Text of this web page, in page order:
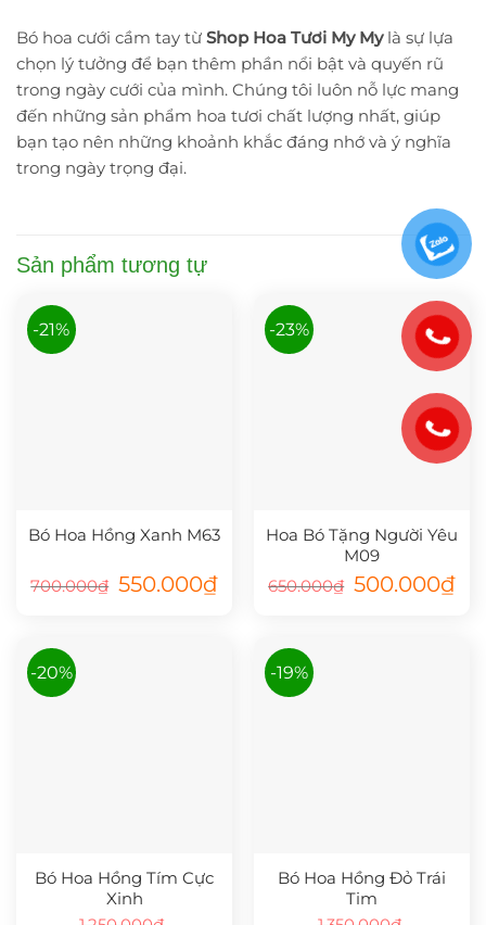
Bó hoa cưới cầm tay từ Shop Hoa Tươi My Mylà sự lựa
chọn lý tưởng để bạn thêm phần nổi bật và quyến rũ
trong ngày cưới của mình. Chúng tôi luôn nỗ lực mang
đến những sản phẩm hoa tươi chất lượng nhất, giúp
bạn tạo nên những khoảnh khắc đáng nhớ và ý nghĩa
trong ngày trọng đại.
Sản phẩm tương tự
-21%
Bó Hoa Hồng Xanh M63
700.000₫
Giá
gốc
550.000₫Giá
-23%
Hoa Bó Tặng Người Yêu
M09
650.000₫
Giá
gốc
500.000₫Giá
-20%
Bó Hoa Hồng Tím Cực
Xinh
-19%
Bó Hoa Hồng Đỏ Trái
Tim